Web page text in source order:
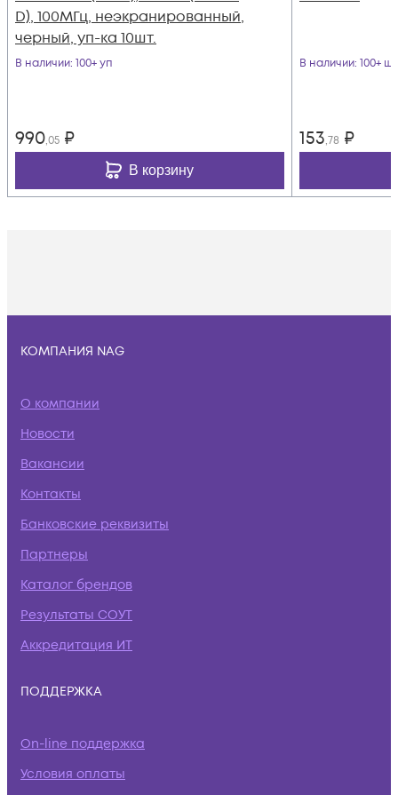
D), 100МГц, неэкранированный,
черный, уп-ка 10шт.
В наличии: 100+ уп
990,05 ₽
В корзину
В наличии: 100+ шт
153,78 ₽
КОМПАНИЯ NAG
О компании
Новости
Вакансии
Контакты
Банковские реквизиты
Партнеры
Каталог брендов
Результаты СОУТ
Аккредитация ИТ
ПОДДЕРЖКА
On-line поддержка
Условия оплаты